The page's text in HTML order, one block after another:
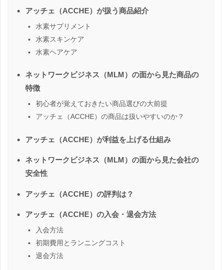
アッチェ（ACCHE）が扱う商品紹介
水素サプリメント
水素スキンケア
水素ヘアケア
ネットワークビジネス（MLM）の面から見た商品の
特徴
初心者が覚えておきたい商品選びの大前提
アッチェ（ACCHE）の商品は扱いやすいのか？
アッチェ（ACCHE）が利益を上げる仕組み
ネットワークビジネス（MLM）の面から見た会社の
安全性
アッチェ（ACCHE）の評判は？
アッチェ（ACCHE）の入会・退会方法
入会方法
初期費用とランニングコスト
退会方法